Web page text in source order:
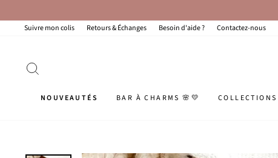
contenuSuivre mon colis Retours & Échanges Besoin d'aide ? Contactez-nous
NOUVEAUTÉS BAR À CHARMS 🌸💛 COLLECTIONS